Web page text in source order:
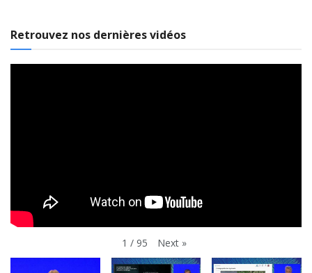
Retrouvez nos dernières vidéos
1 / 95 Next »